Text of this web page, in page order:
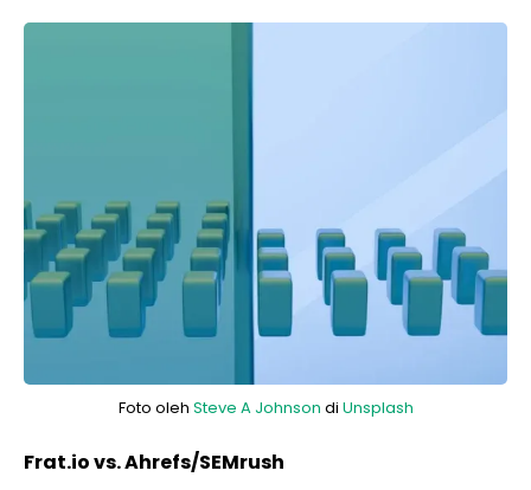
Foto oleh Steve A Johnson di Unsplash
Frat.io vs. Ahrefs/SEMrush